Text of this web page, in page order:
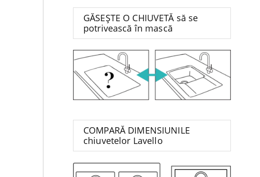
GĂSEȘTE O CHIUVETĂ să se
potrivească în mască
COMPARĂ DIMENSIUNILE
chiuvetelor Lavello